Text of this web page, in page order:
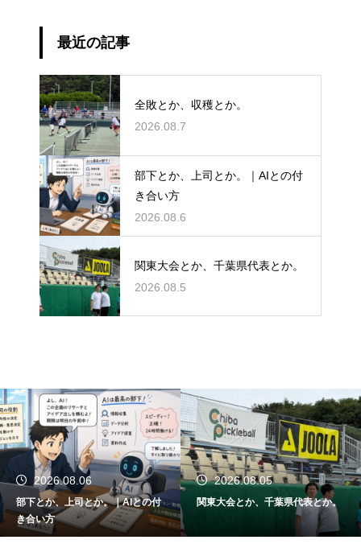
最近の記事
全敗とか、収穫とか。
2026.08.7
部下とか、上司とか。｜AIとの付
き合い方
2026.08.6
関東大会とか、千葉県代表とか。
2026.08.5
2026.08.06
部下とか、上司とか。｜AIとの付
き合い方
2026.08.05
関東大会とか、千葉県代表とか。